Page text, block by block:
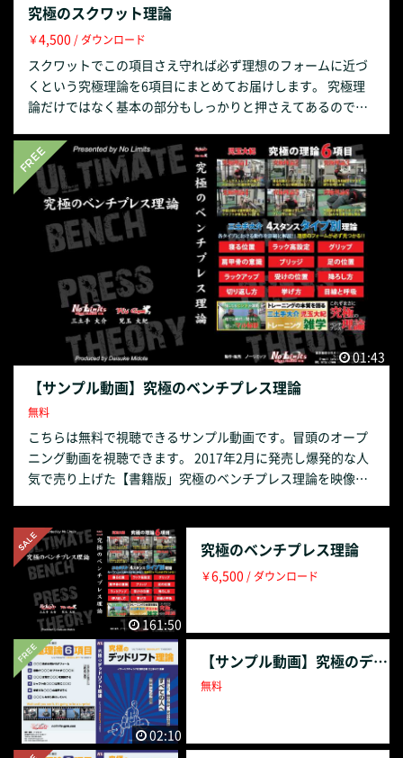
の〇〇〇を出せ 究極理論2：〇〇〇の上に常にシャフトを 究
極理論3：〇〇〇にシャフトを上下させる 究極理論4：〇〇〇
は常に抜かない 究極理論5：体幹部や腹圧は絶対に〇〇〇し
ない 究極理論6：動作の流れは〇〇〇
究極のスクワット理論
￥4,500 / ダウンロード
スクワットでこの項目さえ守れば必ず理想のフォームに近づ
くという究極理論を6項目にまとめてお届けします。 究極理
論だけではなく基本の部分もしっかりと押さえてあるのでこ
停滞して更なる飛躍を望む人も、すべての人に効果的な動画
となっております。 【収録内容紹介】 「基本編内容」 スク
ワットとはどのような種目か？ スクワットに適したシューズ
や服装、ギア類について ラック高の設定について 担ぎについ
理論6項目」 究極理論のキーワード部分はわざと〇〇〇と伏
せております。答えは動画内でしっかりと紹介しておりま
す。 〇〇〇の中には皆様が想像もつかないような言葉が詰ま
っております。それらも楽しみにしてください。 究極理論
1：身体とシャフトの〇〇〇を出せ 究極理論2：〇〇〇の上に
究極理論4：〇〇〇は常に抜かない 究極理論5：体幹部や腹圧
は絶対に〇〇〇しない 究極理論6：動作の流れは〇〇〇 ご購
入いただくと、PCやスマートフォンなど端末にファイルをダ
ウンロードすることが可能です。 ダウンロード期間は30日と
なりますので購入後は30日以内にダウンロードお願いしま
も可能です。30日以降はショップ内でのストリーミングが出
来なくなるのでダウンロードしたファイルをご覧ください。
01:43
【サンプル動画】究極のベンチプレス理論
無料
こちらは無料で視聴できるサンプル動画です。冒頭のオープ
ニング動画を視聴できます。 2017年2月に発売し爆発的な人
気で売り上げた【書籍版」究極のベンチプレス理論を映像化
した最強のベンチプレス理論を是非ご覧ください。 【収録内
容紹介】 「児玉大紀 究極の理論6項目」 ・1.ボトムでスト
レッチポジションが極力かからないポジションを見つける ・
2.寝る位置はシャフトがラックに当たらない範囲で近く ・3.
肩甲骨周辺を収縮させすぎず遊びを持たせる ・4.手首は寝か
せ肩甲骨の真上にシャフトが来るようにする ・5.グリップ調
整は下しのブレーキに使う ・6.大腿部は骨盤からまっすぐ力
が伝わる位置で踏ん張る 「レッシュ理論解説」 ・正しく立つ
・全体定理5ポイント理論 ・個体定理4スタンス理論 「三土手
大介4スタンスタイプ別理論」 ・寝る位置 ・ラック高のセッ
ティング ・グリップ ・肩甲骨の意識 ・ブリッジ ・足の位置
161:50
究極のベンチプレス理論
￥6,500 / ダウンロード
02:10
【サンプル動画】究極のデッドリフト理論
無料